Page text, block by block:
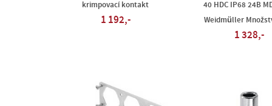
krimpovací kontakt
1 192,-
40 HDC IP68 24B
Weidmüller
1 328,-